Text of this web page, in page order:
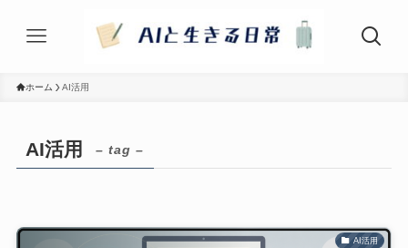
ホーム AI活用
AI活用 – tag –
AI活用